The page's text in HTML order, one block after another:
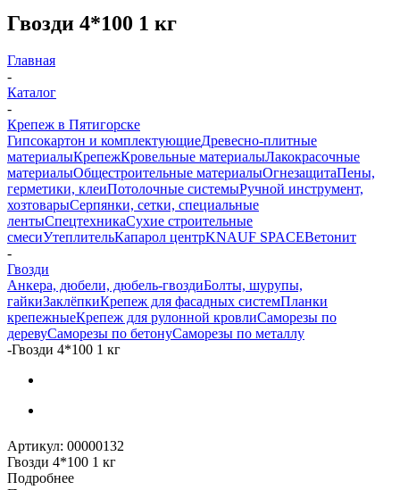
Гвозди 4*100 1 кг
Главная
-
Каталог
-
Крепеж в Пятигорске
Гипсокартон и комплектующиеДревесно-плитные
материалыКрепежКровельные материалыЛакокрасочные
материалыОбщестроительные материалыОгнезащитаПены,
герметики, клеиПотолочные системыРучной инструмент,
хозтоварыСерпянки, сетки, специальные
лентыСпецтехникаСухие строительные
смесиУтеплительКапарол центрKNAUF SPACEВетонит
-
Гвозди
Анкера, дюбели, дюбель-гвоздиБолты, шурупы,
гайкиЗаклёпкиКрепеж для фасадных системПланки
крепежныеКрепеж для рулонной кровлиСаморезы по
деревуСаморезы по бетонуСаморезы по металлу
-Гвозди 4*100 1 кг
Артикул: 00000132
Гвозди 4*100 1 кг
Подробнее